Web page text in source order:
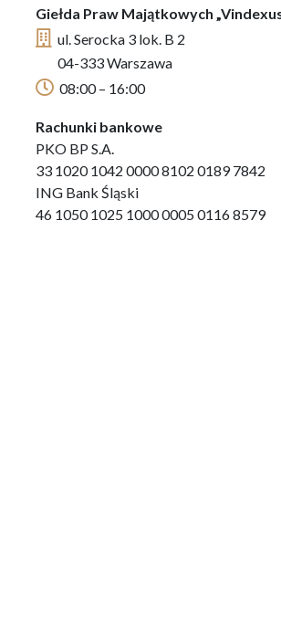
Giełda Praw Majątkowych
ul. Serocka 3 lok. B 2
04-333 Warszawa
08:00 – 16:00
Rachunki bankowe
PKO BP S.A.
33 1020 1042 0000 8102 0189 7842
ING Bank Śląski
46 1050 1025 1000 0005 0116 8579